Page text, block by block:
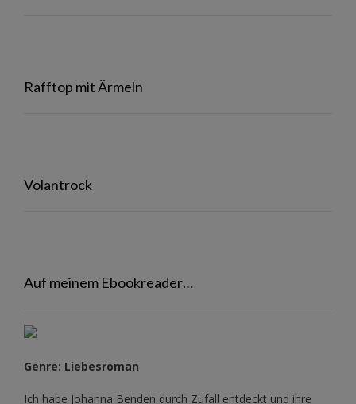
Rafftop mit Ärmeln
Volantrock
Auf meinem Ebookreader…
Genre: Liebesroman
Ich habe Johanna Benden durch Zufall entdeckt und ihre